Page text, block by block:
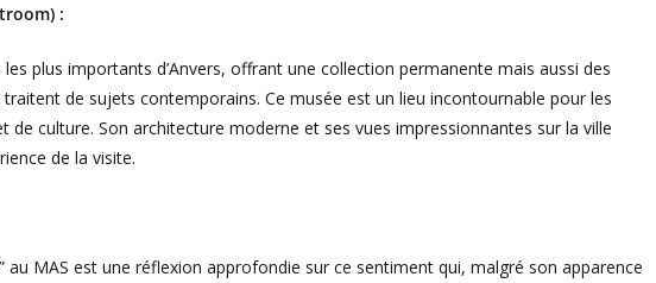
:
les plus importants d’Anvers, offrant une collection permanente mais aussi des
de sujets contemporains. Ce musée est un lieu incontournable pour les
de culture. Son architecture moderne et ses vues impressionnantes sur la ville
de la visite.
au MAS est une réflexion approfondie sur ce sentiment qui, malgré son apparence